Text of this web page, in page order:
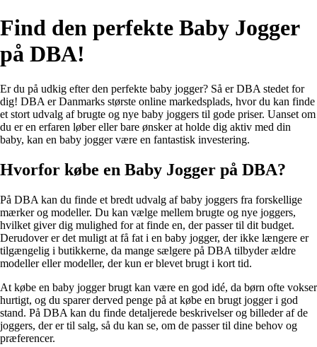
Find den perfekte Baby Jogger
på DBA!
Er du på udkig efter den perfekte baby jogger? Så er DBA stedet for
dig! DBA er Danmarks største online markedsplads, hvor du kan finde
et stort udvalg af brugte og nye baby joggers til gode priser. Uanset om
du er en erfaren løber eller bare ønsker at holde dig aktiv med din
baby, kan en baby jogger være en fantastisk investering.
Hvorfor købe en Baby Jogger på DBA?
På DBA kan du finde et bredt udvalg af baby joggers fra forskellige
mærker og modeller. Du kan vælge mellem brugte og nye joggers,
hvilket giver dig mulighed for at finde en, der passer til dit budget.
Derudover er det muligt at få fat i en baby jogger, der ikke længere er
tilgængelig i butikkerne, da mange sælgere på DBA tilbyder ældre
modeller eller modeller, der kun er blevet brugt i kort tid.
At købe en baby jogger brugt kan være en god idé, da børn ofte vokser
hurtigt, og du sparer derved penge på at købe en brugt jogger i god
stand. På DBA kan du finde detaljerede beskrivelser og billeder af de
joggers, der er til salg, så du kan se, om de passer til dine behov og
præferencer.